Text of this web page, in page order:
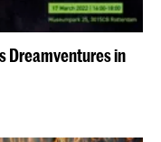
Dreamventures in